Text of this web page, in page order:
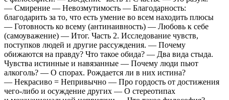
— Смирение — Невозмутимость — Благодарность:
благодарить за то, что есть умение во всем находить плюсы
— Готовность ко всему (антинаивность) — Любовь к себе
(самоуважение) — Итог. Часть 2. Исследование чувств,
поступков людей и другие рассуждения. — Почему
обижаются на правду? Что такое обида? — Два вида стыда.
Чувства истинные и навязанные — Почему люди пьют
алкоголь? — О спорах. Рождается ли в них истина?
— Некрасиво = Непривычно — Про гордость от достижения
чего-либо и осуждение других — О стереотипах